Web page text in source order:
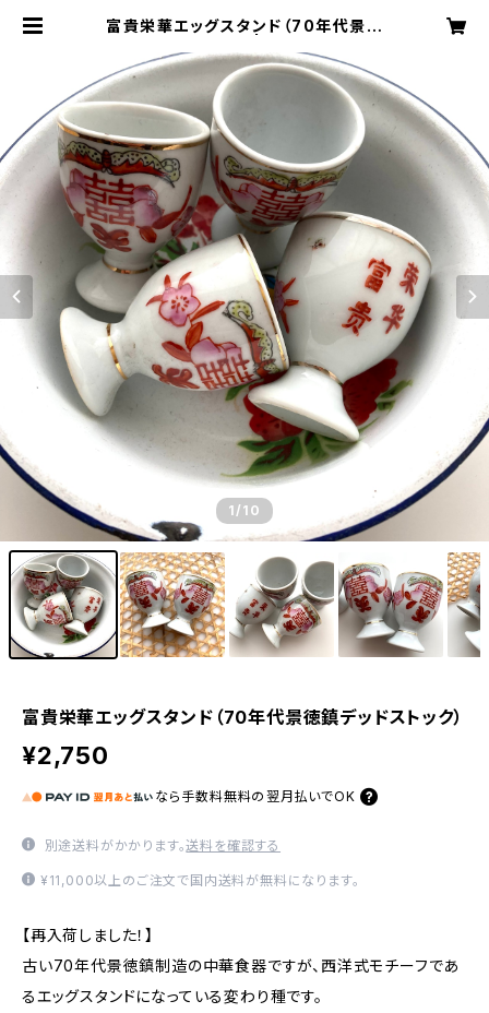
富貴栄華エッグスタンド（70年代景徳
1 /10
富貴栄華エッグスタンド（70年代景徳鎮デッドストック）
¥2,750
なら 手数料無料の 翌月払いでOK
別途送料がかかります。送料を確認する
¥11,000以上のご注文で国内送料が無料になります。
【再入荷しました！】
古い70年代景徳鎮制造の中華食器ですが、西洋式モチーフであ
るエッグスタンドになっている変わり種です。